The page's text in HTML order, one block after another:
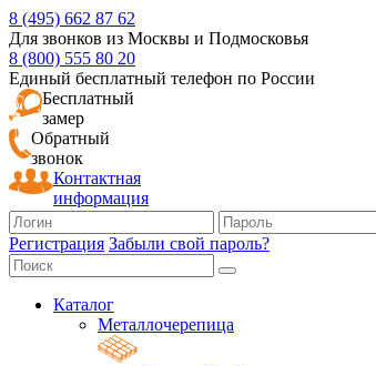
8 (495) 662 87 62
Для звонков из Москвы и Подмосковья
8 (800) 555 80 20
Единый бесплатный телефон по России
Бесплатный
замер
Обратный
звонок
Контактная
информация
Регистрация Забыли свой пароль?
Каталог
Металлочерепица